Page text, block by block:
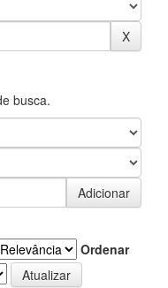
busca.
Ordenar